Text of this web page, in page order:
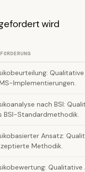
wird
Implementierungen.
nach BSI:
BSI-Standardmethodik.
Ansatz:
Methodik.